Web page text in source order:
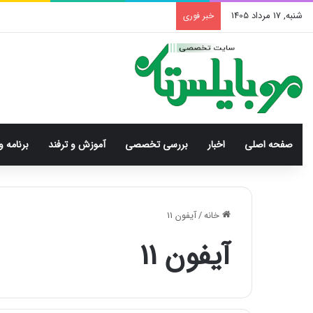
شنبه, 17 مرداد 1405 خبر فوری
صفحه اصلی اخبار بررسی‌ تخصصی آموزش و ترفند برنامه
خانه/آیفون 11
آیفون 11